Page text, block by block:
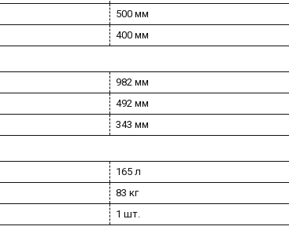
500 мм
400 мм
982 мм
492 мм
343 мм
165 л
83 кг
1 шт.